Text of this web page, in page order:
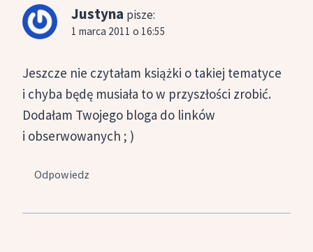
Justyna pisze:
1 marca 2011 o 16:55
Jeszcze nie czytałam książki o takiej tematyce
i chyba będę musiała to w przyszłości zrobić.
Dodałam Twojego bloga do linków
i obserwowanych ; )
Odpowiedz